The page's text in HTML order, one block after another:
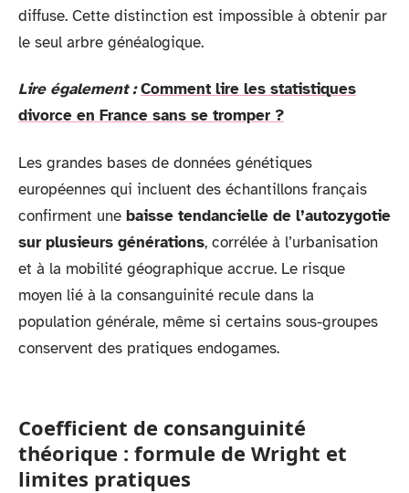
diffuse. Cette distinction est impossible à obtenir par
le seul arbre généalogique.
Lire également : Comment lire les statistiques
divorce en France sans se tromper ?
Les grandes bases de données génétiques
européennes qui incluent des échantillons français
confirment une baisse tendancielle de l’autozygotie
sur plusieurs générations, corrélée à l’urbanisation
et à la mobilité géographique accrue. Le risque
moyen lié à la consanguinité recule dans la
population générale, même si certains sous-groupes
conservent des pratiques endogames.
Coefficient de consanguinité
théorique : formule de Wright et
limites pratiques